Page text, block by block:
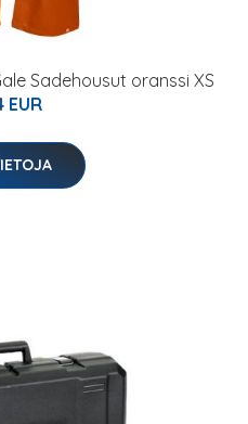
Sadehousut oranssi XS
EUR